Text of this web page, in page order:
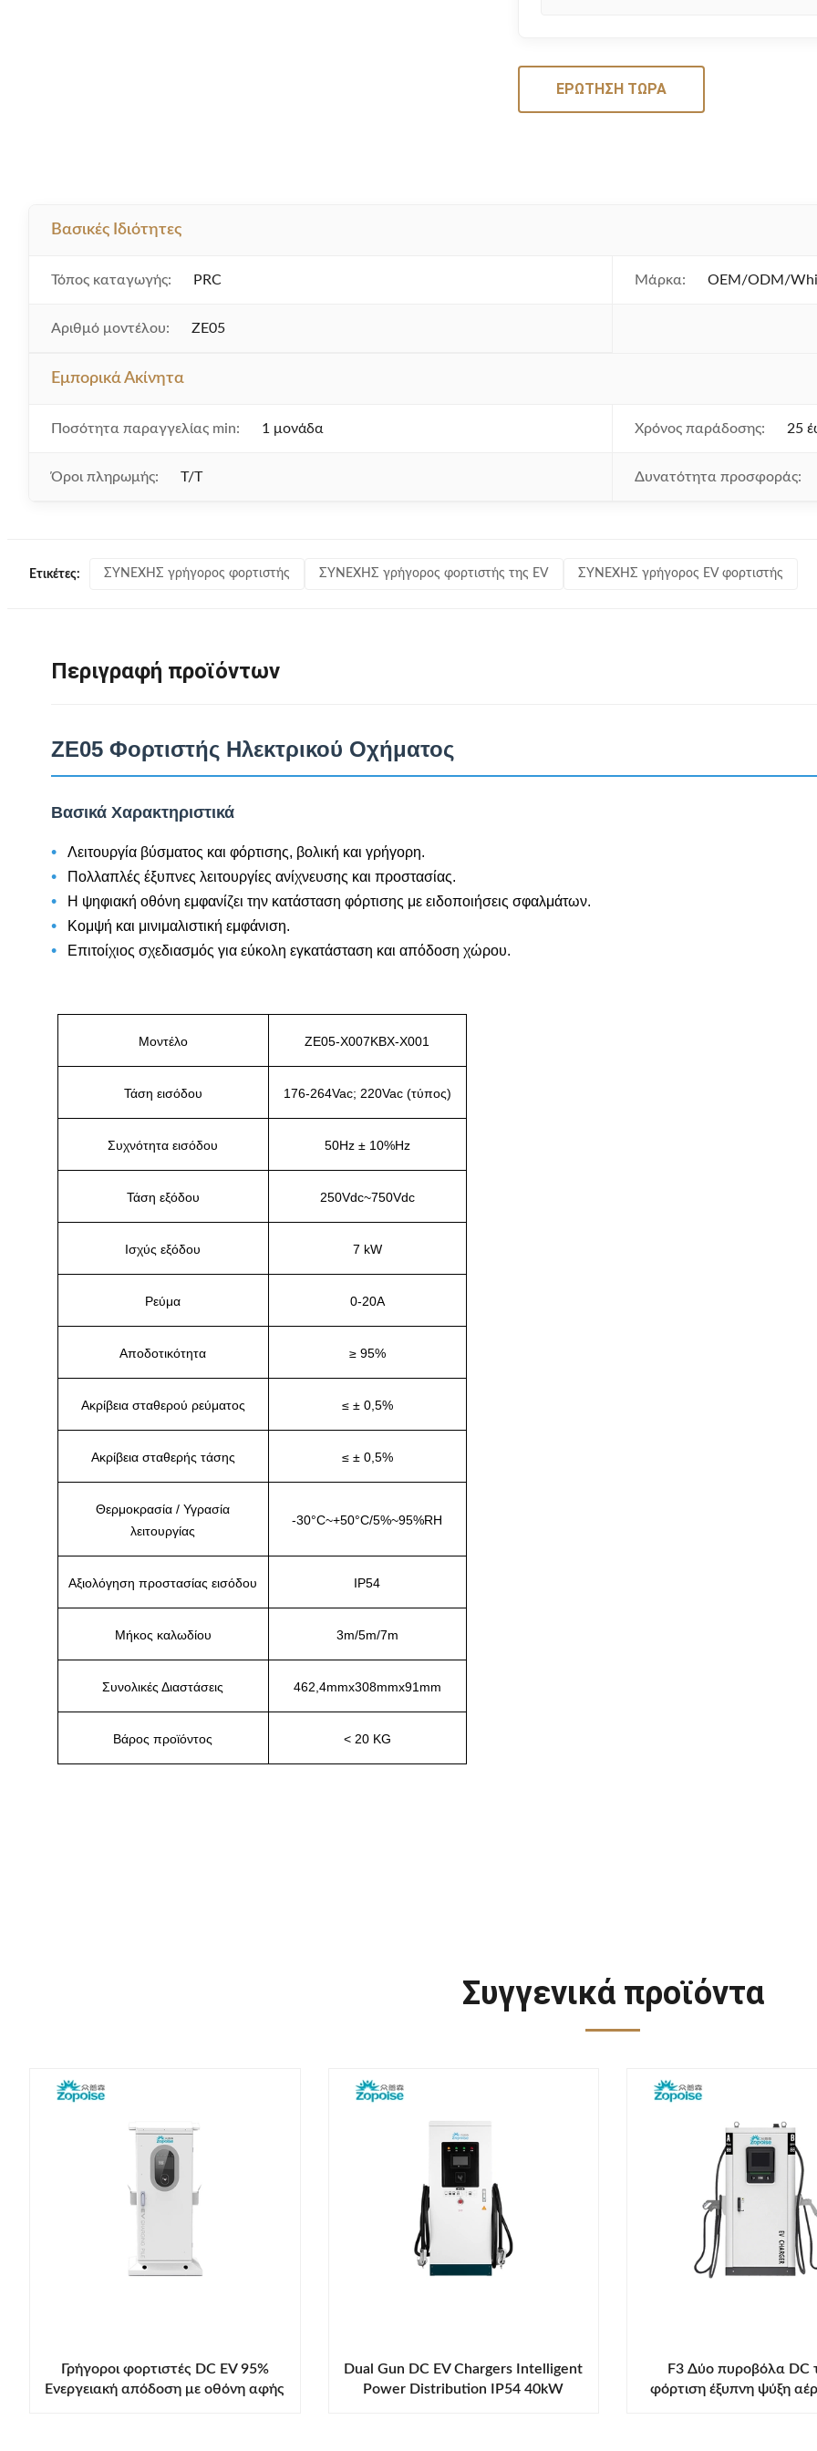
ΕΡΏΤΗΣΗ ΤΏΡΑ
Βασικές Ιδιότητες
Τόπος καταγωγής: PRC Μάρκα: OEM/ODM/
Αριθμό μοντέλου: ZE05
Εμπορικά Ακίνητα
Ποσότητα παραγγελίας min: 1 μονάδα Χρόνος παράδοσης: 25
Όροι πληρωμής: T/T Δυνατότητα προσφοράς:
Ετικέτες: ΣΥΝΕΧΗΣ γρήγορος φορτιστής ΣΥΝΕΧΗΣ γρήγορος φορτιστής της EV ΣΥΝΕΧΗΣ γρήγορος EV φορτιστής
Περιγραφή προϊόντων
ZE05 Φορτιστής Ηλεκτρικού Οχήματος
Βασικά Χαρακτηριστικά
• Λειτουργία βύσματος και φόρτισης, βολική και γρήγορη.
• Πολλαπλές έξυπνες λειτουργίες ανίχνευσης και προστασίας.
• Η ψηφιακή οθόνη εμφανίζει την κατάσταση φόρτισης με ειδοποιήσεις σφαλμάτων.
• Κομψή και μινιμαλιστική εμφάνιση.
• Επιτοίχιος σχεδιασμός για εύκολη εγκατάσταση και απόδοση χώρου.
Μοντέλο ZE05-X007KBX-X001
Τάση εισόδου 176-264Vac; 220Vac (τύπος)
Συχνότητα εισόδου 50Hz ± 10%Hz
Τάση εξόδου 250Vdc~750Vdc
Ισχύς εξόδου 7 kW
Ρεύμα 0-20Α
Αποδοτικότητα ≥ 95%
Ακρίβεια σταθερού ρεύματος ≤ ± 0,5%
Ακρίβεια σταθερής τάσης ≤ ± 0,5%
Θερμοκρασία / Υγρασία
λειτουργίας
-30°C~+50°C/5%~95%RH
Αξιολόγηση προστασίας εισόδου IP54
Μήκος καλωδίου 3m/5m/7m
Συνολικές Διαστάσεις 462,4mmx308mmx91mm
Βάρος προϊόντος < 20 KG
Συγγενικά προϊόντα
Γρήγοροι φορτιστές DC EV 95%
Ενεργειακή απόδοση με οθόνη αφής
Dual Gun DC EV Chargers Intelligent
Power Distribution IP54 40kW
F3 Δύο πυροβόλα DC
φόρτιση έξυπνη ψύξη